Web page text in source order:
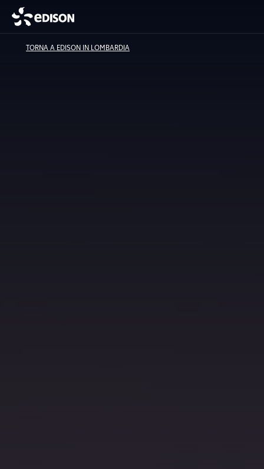
TORNA A EDISON IN LOMBARDIA